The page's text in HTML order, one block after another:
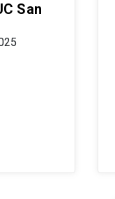
San